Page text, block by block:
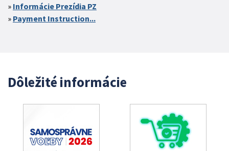
Informácie Prezídia PZ
Payment Instruction...
Dôležité informácie